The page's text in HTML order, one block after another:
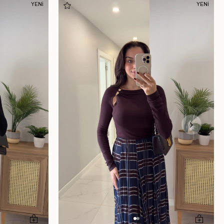
YENİ YENİ